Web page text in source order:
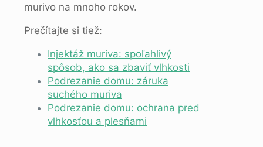
murivo na mnoho rokov.
Prečítajte si tiež:
Injektáž muriva: spoľahlivý
spôsob, ako sa zbaviť vlhkosti
Podrezanie domu: záruka
suchého muriva
Podrezanie domu: ochrana pred
vlhkosťou a plesňami